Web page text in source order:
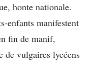
honte nationale.
enfants manifestent
fin de manif,
de vulgaires lycéens